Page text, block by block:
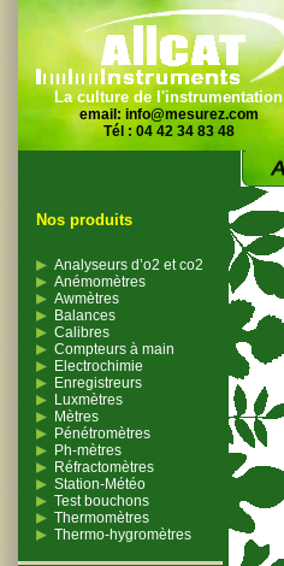
La culture de l'instrumentation
email: info@mesurez.com
Tél : 04 42 34 83 48
Nos produits
Analyseurs d’o2 et co2
Anémomètres
Awmètres
Balances
Calibres
Compteurs à main
Electrochimie
Enregistreurs
Luxmètres
Mètres
Pénétromètres
Ph-mètres
Réfractomètres
Station-Météo
Test bouchons
Thermomètres
Thermo-hygromètres